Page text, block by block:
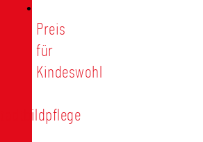
Preis
für
Kindeswohl
Stadtbildpflege